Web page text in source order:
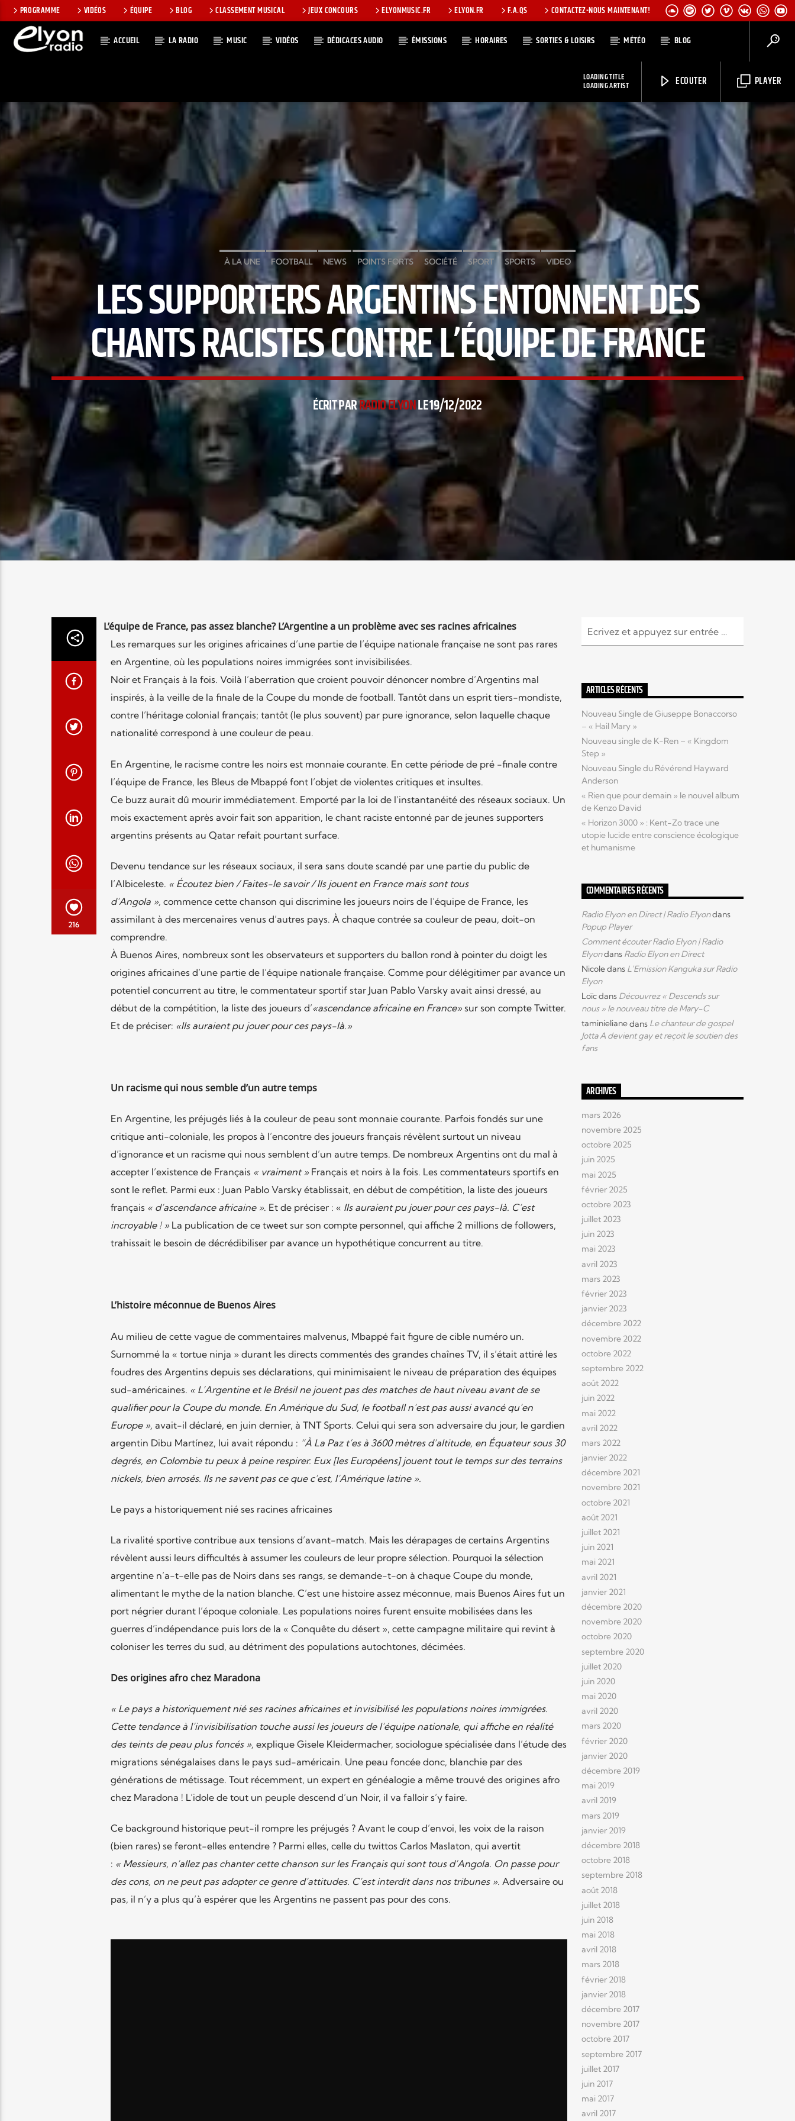
PROGRAMME VIDÉOS ÉQUIPE BLOG CLASSEMENT MUSICAL JEUX CONCOURS ELYONMUSIC.FR ELYON.FR F.A.QS CONTACTEZ-NOUS MAINTENANT!
ACCUEIL LA RADIO MUSIC VIDÉOS DÉDICACES AUDIO ÉMISSIONS HORAIRES SORTIES & LOISIRS MÉTÉO BLOG
PLAYER
ECOUTER
LOADING TITLE
LOADING ARTIST
RADIO ELYON
POSITIVE ET
ENCOURAGEANTE !
EN CE MOMENT
ARTISTE
CHAÎNES
À LA UNE FOOTBALL NEWS POINTS FORTS SOCIÉTÉ SPORT SPORTS VIDEO
LES SUPPORTERS ARGENTINS ENTONNENT DES
CHANTS RACISTES CONTRE L’ÉQUIPE DE FRANCE
ÉCRIT PARRADIO ELYONLE 19/12/2022
216
L’équipe de France, pas assez blanche? L’Argentine a un problème avec ses racines africaines
Les remarques sur les origines africaines d’une partie de l’équipe nationale française ne sont pas rares
en Argentine, où les populations noires immigrées sont invisibilisées.
Noir et Français à la fois. Voilà l’aberration que croient pouvoir dénoncer nombre d’Argentins mal
inspirés, à la veille de la finale de la Coupe du monde de football. Tantôt dans un esprit tiers-mondiste,
contre l’héritage colonial français; tantôt (le plus souvent) par pure ignorance, selon laquelle chaque
nationalité correspond à une couleur de peau.
En Argentine, le racisme contre les noirs est monnaie courante. En cette période de pré -finale contre
l’équipe de France, les Bleus de Mbappé font l’objet de violentes critiques et insultes.
Ce buzz aurait dû mourir immédiatement. Emporté par la loi de l’instantanéité des réseaux sociaux. Un
mois exactement après avoir fait son apparition, le chant raciste entonné par de jeunes supporters
argentins présents au Qatar refait pourtant surface.
Devenu tendance sur les réseaux sociaux, il sera sans doute scandé par une partie du public de
l’Albiceleste. « Écoutez bien / Faites-le savoir / Ils jouent en France mais sont tous
d’Angola », commence cette chanson qui discrimine les joueurs noirs de l’équipe de France, les
assimilant à des mercenaires venus d’autres pays. À chaque contrée sa couleur de peau, doit-on
comprendre.
À Buenos Aires, nombreux sont les observateurs et supporters du ballon rond à pointer du doigt les
origines africaines d’une partie de l’équipe nationale française. Comme pour délégitimer par avance un
potentiel concurrent au titre, le commentateur sportif star Juan Pablo Varsky avait ainsi dressé, au
début de la compétition, la liste des joueurs d’«ascendance africaine en France»sur son compte Twitter.
Et de préciser: «Ils auraient pu jouer pour ces pays-là.»
Un racisme qui nous semble d’un autre temps
En Argentine, les préjugés liés à la couleur de peau sont monnaie courante. Parfois fondés sur une
critique anti-coloniale, les propos à l’encontre des joueurs français révèlent surtout un niveau
d’ignorance et un racisme qui nous semblent d’un autre temps. De nombreux Argentins ont du mal à
accepter l’existence de Français « vraiment »Français et noirs à la fois. Les commentateurs sportifs en
sont le reflet. Parmi eux : Juan Pablo Varsky établissait, en début de compétition, la liste des joueurs
français « d’ascendance africaine ». Et de préciser : « Ils auraient pu jouer pour ces pays-là. C’est
incroyable ! »La publication de ce tweet sur son compte personnel, qui affiche 2 millions de followers,
trahissait le besoin de décrédibiliser par avance un hypothétique concurrent au titre.
L’histoire méconnue de Buenos Aires
Au milieu de cette vague de commentaires malvenus, Mbappé fait figure de cible numéro un.
Surnommé la « tortue ninja » durant les directs commentés des grandes chaînes TV, il s’était attiré les
foudres des Argentins depuis ses déclarations, qui minimisaient le niveau de préparation des équipes
sud-américaines. « L’Argentine et le Brésil ne jouent pas des matches de haut niveau avant de se
qualifier pour la Coupe du monde. En Amérique du Sud, le football n’est pas aussi avancé qu’en
Europe », avait-il déclaré, en juin dernier, à TNT Sports. Celui qui sera son adversaire du jour, le gardien
argentin Dibu Martínez, lui avait répondu : “À La Paz t’es à 3600 mètres d’altitude, en Équateur sous 30
degrés, en Colombie tu peux à peine respirer. Eux [les Européens] jouent tout le temps sur des terrains
nickels, bien arrosés. Ils ne savent pas ce que c’est, l’Amérique latine ».
Le pays a historiquement nié ses racines africaines
La rivalité sportive contribue aux tensions d’avant-match. Mais les dérapages de certains Argentins
révèlent aussi leurs difficultés à assumer les couleurs de leur propre sélection. Pourquoi la sélection
argentine n’a-t-elle pas de Noirs dans ses rangs, se demande-t-on à chaque Coupe du monde,
alimentant le mythe de la nation blanche. C’est une histoire assez méconnue, mais Buenos Aires fut un
port négrier durant l’époque coloniale. Les populations noires furent ensuite mobilisées dans les
guerres d’indépendance puis lors de la « Conquête du désert », cette campagne militaire qui revint à
coloniser les terres du sud, au détriment des populations autochtones, décimées.
Des origines afro chez Maradona
« Le pays a historiquement nié ses racines africaines et invisibilisé les populations noires immigrées.
Cette tendance à l’invisibilisation touche aussi les joueurs de l’équipe nationale, qui affiche en réalité
des teints de peau plus foncés », explique Gisele Kleidermacher, sociologue spécialisée dans l’étude des
migrations sénégalaises dans le pays sud-américain. Une peau foncée donc, blanchie par des
générations de métissage. Tout récemment, un expert en généalogie a même trouvé des origines afro
chez Maradona ! L’idole de tout un peuple descend d’un Noir, il va falloir s’y faire.
Ce background historique peut-il rompre les préjugés ? Avant le coup d’envoi, les voix de la raison
(bien rares) se feront-elles entendre ? Parmi elles, celle du twittos Carlos Maslaton, qui avertit
: « Messieurs, n’allez pas chanter cette chanson sur les Français qui sont tous d’Angola. On passe pour
des cons, on ne peut pas adopter ce genre d’attitudes. C’est interdit dans nos tribunes ». Adversaire ou
pas, il n’y a plus qu’à espérer que les Argentins ne passent pas pour des cons.
ARTICLES RÉCENTS
Nouveau Single de Giuseppe Bonaccorso
– « Hail Mary »
Nouveau single de K-Ren – « Kingdom
Step »
Nouveau Single du Révérend Hayward
Anderson
« Rien que pour demain » le nouvel album
de Kenzo David
« Horizon 3000 » : Kent-Zo trace une
utopie lucide entre conscience écologique
et humanisme
COMMENTAIRES RÉCENTS
Radio Elyon en Direct | Radio Elyondans
Popup Player
Comment écouter Radio Elyon | Radio
Elyondans Radio Elyon en Direct
Nicoledans L’Emission Kanguka sur Radio
Elyon
Loïcdans Découvrez « Descends sur
nous » le nouveau titre de Mary-C
taminielianedans Le chanteur de gospel
Jotta A devient gay et reçoit le soutien des
fans
ARCHIVES
mars 2026
novembre 2025
octobre 2025
juin 2025
mai 2025
février 2025
octobre 2023
juillet 2023
juin 2023
mai 2023
avril 2023
mars 2023
février 2023
janvier 2023
décembre 2022
novembre 2022
octobre 2022
septembre 2022
août 2022
juin 2022
mai 2022
avril 2022
mars 2022
janvier 2022
décembre 2021
novembre 2021
octobre 2021
août 2021
juillet 2021
juin 2021
mai 2021
avril 2021
janvier 2021
décembre 2020
novembre 2020
octobre 2020
septembre 2020
juillet 2020
juin 2020
mai 2020
avril 2020
mars 2020
février 2020
janvier 2020
décembre 2019
mai 2019
avril 2019
mars 2019
janvier 2019
décembre 2018
octobre 2018
septembre 2018
août 2018
juillet 2018
juin 2018
mai 2018
avril 2018
mars 2018
février 2018
janvier 2018
décembre 2017
novembre 2017
octobre 2017
septembre 2017
juillet 2017
juin 2017
mai 2017
avril 2017